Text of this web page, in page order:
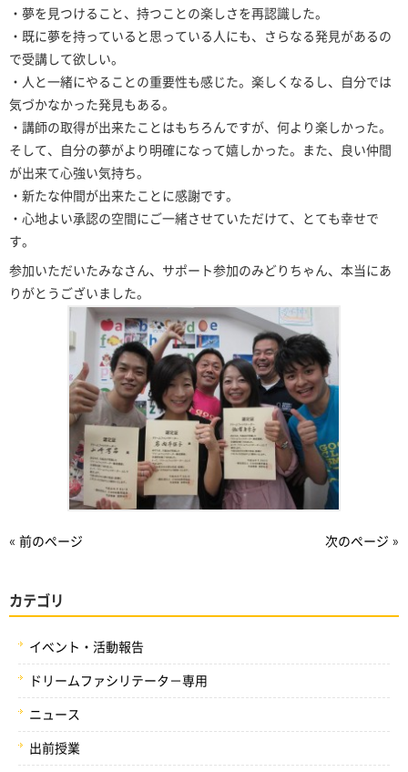
・夢を見つけること、持つことの楽しさを再認識した。
・既に夢を持っていると思っている人にも、さらなる発見があるの
で受講して欲しい。
・人と一緒にやることの重要性も感じた。楽しくなるし、
自分では
気づかなかった発見もある。
・講師の取得が出来たことはもちろんですが、何より楽しかった。
そして、自分の夢がより明確になって嬉しかった。また、良い仲間
が出来て心強い気持ち。
・新たな仲間が出来たことに感謝です。
・心地よい承認の空間にご一緒させていただけて、とても幸せで
す。
参加いただいたみなさん、サポート参加のみどりちゃん、 本当にあ
りがとうございました。
« 前のページ 次のページ »
カテゴリ
イベント・活動報告
ドリームファシリテータ－専用
ニュース
出前授業